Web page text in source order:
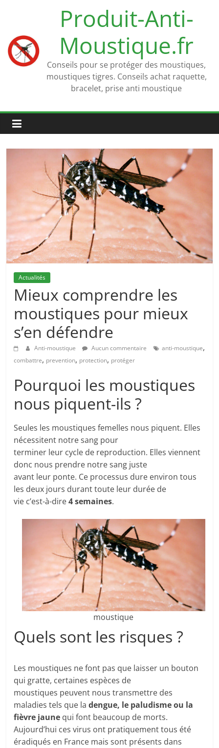
Produit-Anti-
Moustique.fr
Conseils pour se protéger des moustiques,
moustiques tigres. Conseils achat raquette,
bracelet, prise anti moustique
Actualités
Mieux comprendre les
moustiques pour mieux
s’en défendre
Anti-moustique Aucun commentaire anti-moustique,
combattre, prevention, protection, protéger
Pourquoi les moustiques
nous piquent-ils ?
Seules les moustiques femelles nous piquent. Elles
nécessitent notre sang pour
terminer leur cycle de reproduction. Elles viennent
donc nous prendre notre sang juste
avant leur ponte. Ce processus dure environ tous
les deux jours durant toute leur durée de
vie c’est-à-dire4 semaines.
moustique
Quels sont les risques ?
Les moustiques ne font pas que laisser un bouton
qui gratte, certaines espèces de
moustiques peuvent nous transmettre des
maladies tels que ladengue, le paludisme ou la
fièvre jaune qui font beaucoup de morts.
Aujourd’hui ces virus ont pratiquement tous été
éradiqués en France mais sont présents dans